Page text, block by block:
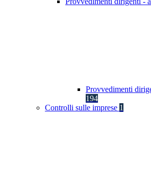
Provvedimenti
194
Controlli sulle imprese 1